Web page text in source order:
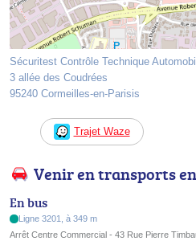
Sécuritest Contrôle Technique
3 allée des Coudrées
95240 Cormeilles-en-Parisis
Trajet Waze
Venir en transports
En bus
Ligne 3201, à 349 m
Arrêt Centre Commercial - 43 Rue Pierre